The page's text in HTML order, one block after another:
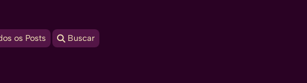
os Posts  Buscar